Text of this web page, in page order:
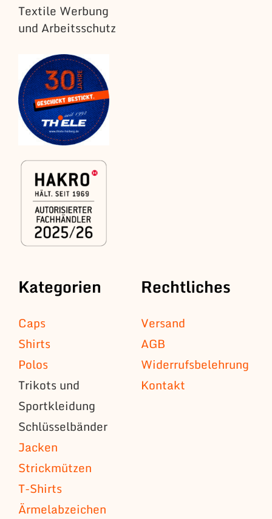
Textile Werbung
und Arbeitsschutz
Kategorien
Caps
Shirts
Polos
Trikots und
Sportkleidung
Schlüsselbänder
Jacken
Strickmützen
T-Shirts
Ärmelabzeichen
Rechtliches
Versand
AGB
Widerrufsbelehrung
Kontakt